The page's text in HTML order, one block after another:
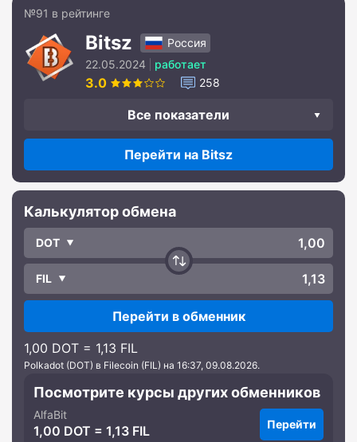
№91 в рейтинге
Bitsz
Россия
22.05.2024
работает
3.0 258
Все показатели
Перейти на Bitsz
Калькулятор обмена
DOT
FIL
Перейти в обменник
1,00 DOT = 1,13 FIL
Polkadot (DOT) в Filecoin (FIL) на 16:37, 09.08.2026.
Посмотрите курсы других обменников
AlfaBit
1,00 DOT = 1,13 FIL Перейти